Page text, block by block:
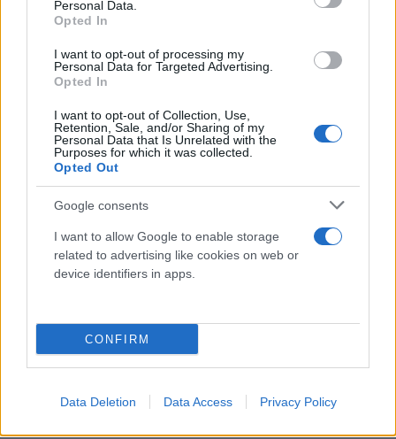
Personal Data.
Opted In
I want to opt-out of processing my
Personal Data for Targeted Advertising.
Opted In
I want to opt-out of Collection, Use,
Retention, Sale, and/or Sharing of my
Personal Data that Is Unrelated with the
Purposes for which it was collected.
Opted Out
Google consents
I want to allow Google to enable storage
related to advertising like cookies on web or
device identifiers in apps.
CONFIRM
Data Deletion Data Access Privacy Policy
Μυστράς: 11 μήνες με αναστολή στον
στον καταψύκτη